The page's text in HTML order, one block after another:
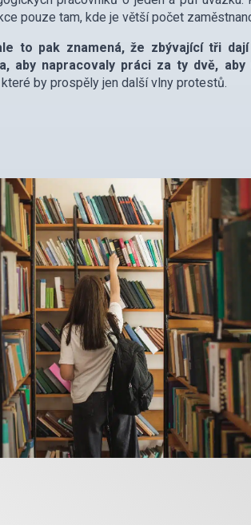
pouze tam, kde je větší počet
to pak znamená, že zbývající tři
aby napracovaly práci za ty dvě, aby
by prospěly jen další vlny protestů.